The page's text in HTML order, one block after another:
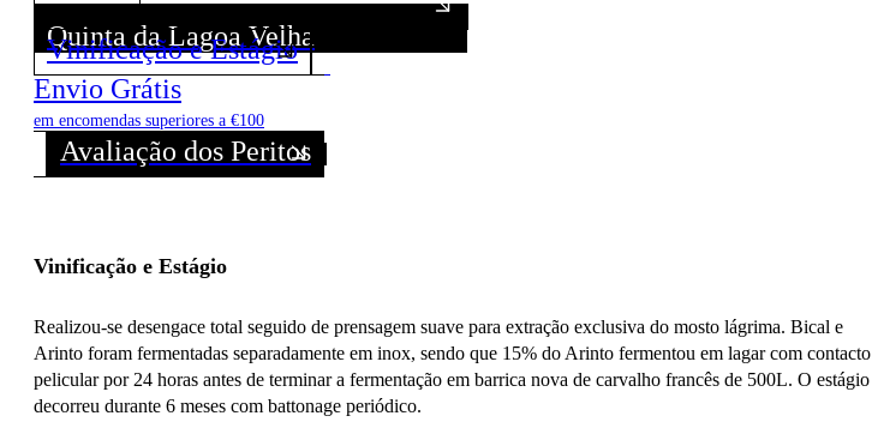
Quinta da Lagoa Velha
Descubra todos os Vinhos deste Produtor!
Vinificação e Estágio
Envio Grátis
em encomendas superiores a €100
Avaliação dos Peritos
Vinificação e Estágio
Realizou-se desengace total seguido de prensagem suave para extração exclusiva do mosto lágrima. Bical e
Arinto foram fermentadas separadamente em inox, sendo que 15% do Arinto fermentou em lagar com contacto
pelicular por 24 horas antes de terminar a fermentação em barrica nova de carvalho francês de 500L. O estágio
decorreu durante 6 meses com battonage periódico.